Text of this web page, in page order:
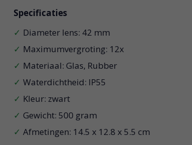
Specificaties
Diameter lens: 42 mm
Maximumvergroting: 12x
Materiaal: Glas, Rubber
Waterdichtheid: IP55
Kleur: zwart
Gewicht: 500 gram
Afmetingen: 14.5 x 12.8 x 5.5 cm